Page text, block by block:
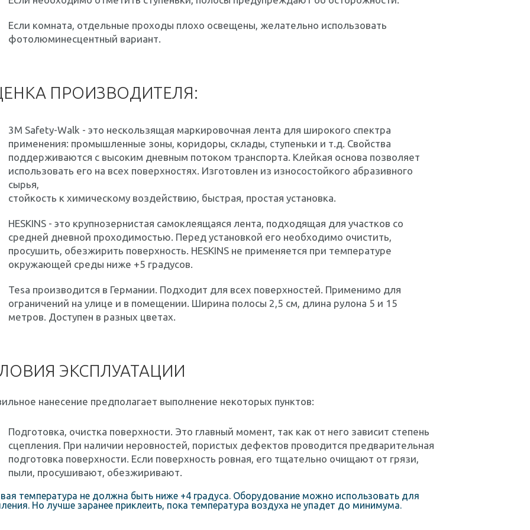
Если комната, отдельные проходы плохо освещены, желательно использовать
фотолюминесцентный вариант.
ПРОИЗВОДИТЕЛЯ:
3M Safety-Walk - это нескользящая маркировочная лента для широкого спектра
применения: промышленные зоны, коридоры, склады, ступеньки и т.д. Свойства
поддерживаются с высоким дневным потоком транспорта. Клейкая основа позволяет
использовать его на всех поверхностях. Изготовлен из износостойкого абразивного
сырья,
стойкость к химическому воздействию, быстрая, простая установка.
HESKINS - это крупнозернистая самоклеящаяся лента, подходящая для участков со
средней дневной проходимостью. Перед установкой его необходимо очистить,
просушить, обезжирить поверхность. HESKINS не применяется при температуре
окружающей среды ниже +5 градусов.
Tesa производится в Германии. Подходит для всех поверхностей. Применимо для
ограничений на улице и в помещении. Ширина полосы 2,5 см, длина рулона 5 и 15
метров. Доступен в разных цветах.
ЭКСПЛУАТАЦИИ
нанесение предполагает выполнение некоторых пунктов:
Подготовка, очистка поверхности. Это главный момент, так как от него зависит степень
сцепления. При наличии неровностей, пористых дефектов проводится предварительная
подготовка поверхности. Если поверхность ровная, его тщательно очищают от грязи,
пыли, просушивают, обезжиривают.
температура не должна быть ниже +4 градуса. Оборудование можно использовать для
Но лучше заранее приклеить, пока температура воздуха не упадет до минимума.